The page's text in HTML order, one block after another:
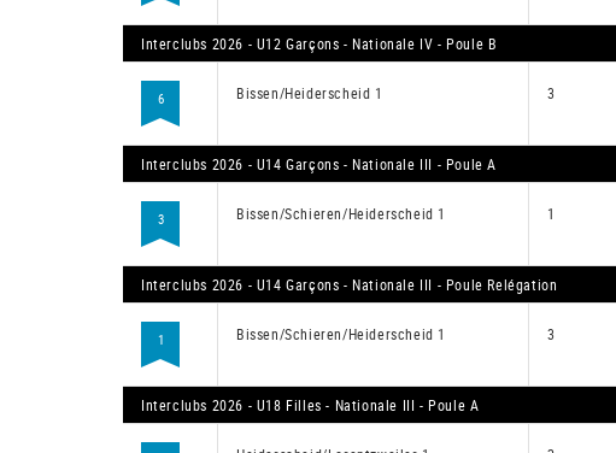
Interclubs 2026 - U12 Garçons - Nationale IV - Poule B
6 Bissen/Heiderscheid 1 3
Interclubs 2026 - U14 Garçons - Nationale III - Poule A
3 Bissen/Schieren/Heiderscheid 1 1
Interclubs 2026 - U14 Garçons - Nationale III - Poule Relégation
1 Bissen/Schieren/Heiderscheid 1 3
Interclubs 2026 - U18 Filles - Nationale III - Poule A